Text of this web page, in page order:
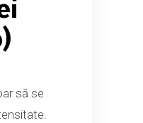
să se